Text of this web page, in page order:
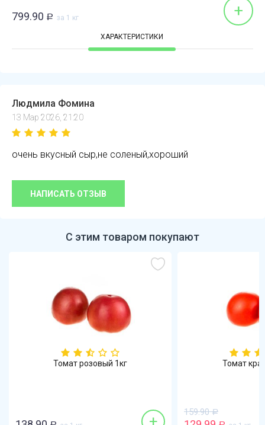
799.90 Р за 1 кг +
ХАРАКТЕРИСТИКИ
Людмила Фомина
13 Мар 2026, 21:20
очень вкусный сыр,не соленый,хороший
НАПИСАТЬ ОТЗЫВ
С этим товаром покупают
Томат розовый 1кг
+
Томат
159.90 Р